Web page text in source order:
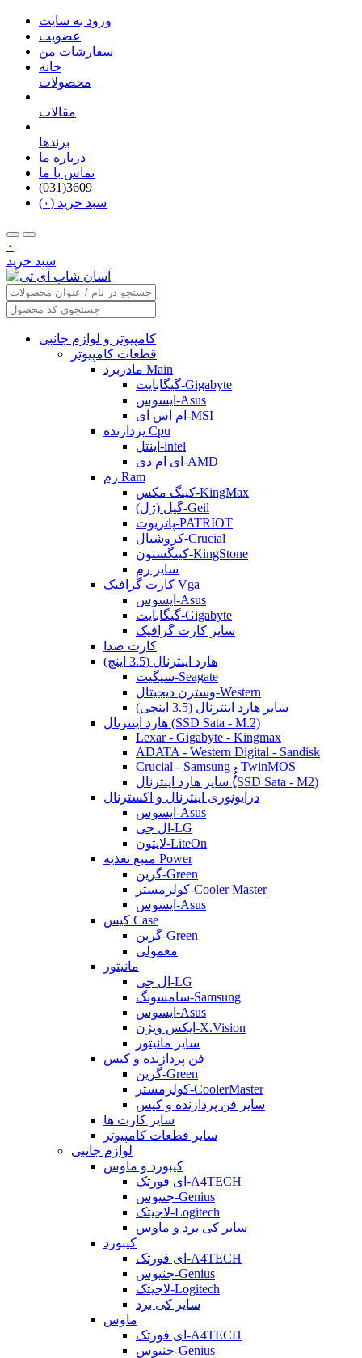
ورود به سایت
عضویت
سفارشات من
خانه
محصولات
مقالات
برندها
درباره ما
تماس با ما
(031)3609
سبد خرید (۰)
۰
سبد خرید
کامپیوتر و لوازم جانبی
قطعات کامپیوتر
مادربرد Main
گیگابایت-Gigabyte
ایسوس-Asus
ام اس آی-MSI
پردازنده Cpu
اینتل-intel
ای ام دی-AMD
رم Ram
کینگ مکس-KingMax
گیل (ژل)-Geil
پاتریوت-PATRIOT
کروشیال-Crucial
کینگستون-KingStone
سایر رم
کارت گرافیک Vga
ایسوس-Asus
گیگابایت-Gigabyte
سایر کارت گرافیک
کارت صدا
هارد اینترنال (3.5 اینچ)
سیگیت-Seagate
وسترن دیجیتال-Western
سایر هارد اینترنال (3.5 اینچی)
هارد اینترنال (SSD Sata - M.2)
Lexar - Gigabyte - Kingmax
ADATA - Western Digital - Sandisk
Crucial - Samsung - TwinMOS
سایر هارد اینترنال (ُُُِSSD Sata - M2)
درایونوری اینترنال و اکسترنال
ایسوس-Asus
ال جی-LG
لایتون-LiteOn
منبع تغذیه Power
گرین-Green
کولرمستر-Cooler Master
ایسوس-Asus
کیس Case
گرین-Green
معمولی
مانیتور
ال جی-LG
سامسونگ-Samsung
ایسوس-Asus
ایکس ویژن-X.Vision
سایر مانیتور
فن پردازنده و کیس
گرین-Green
کولرمستر-CoolerMaster
سایر فن پردازنده و کیس
سایر کارت ها
سایر قطعات کامپیوتر
لوازم جانبی
کیبورد و ماوس
ای فورتک-A4TECH
جنیوس-Genius
لاجیتک-Logitech
سایر کی برد و ماوس
کیبورد
ای فورتک-A4TECH
جنیوس-Genius
لاجیتک-Logitech
سایر کی برد
ماوس
ای فورتک-A4TECH
جنیوس-Genius